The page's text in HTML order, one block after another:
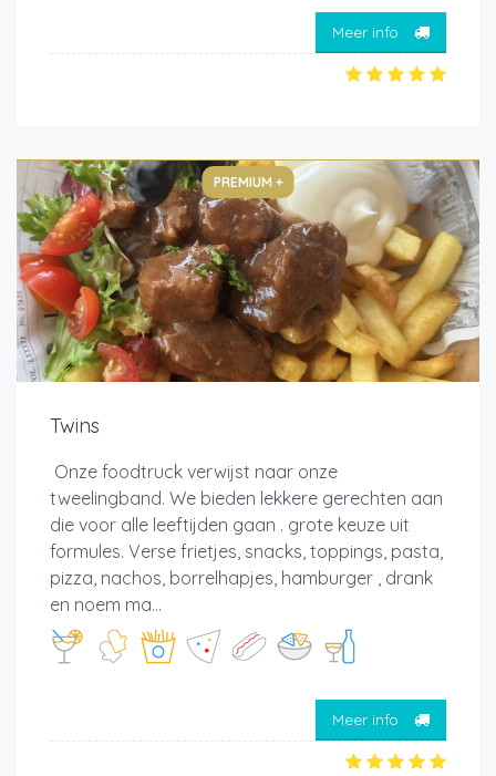
Meer info
PREMIUM +
Twins
Onze foodtruck verwijst naar onze
tweelingband. We bieden lekkere gerechten aan
die voor alle leeftijden gaan . grote keuze uit
formules. Verse frietjes, snacks, toppings, pasta,
pizza, nachos, borrelhapjes, hamburger , drank
en noem ma...
Meer info